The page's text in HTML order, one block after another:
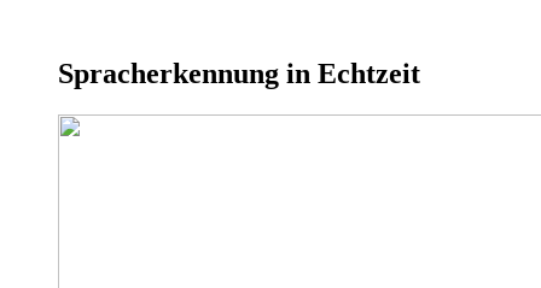
Spracherkennung in Echtzeit